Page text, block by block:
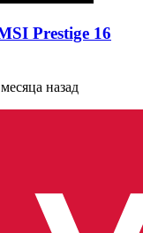
Prestige 16
назад